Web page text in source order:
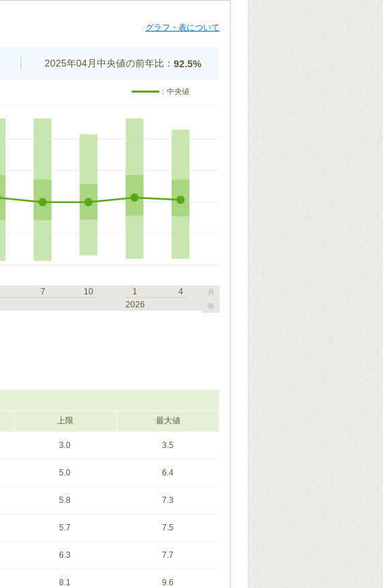
グラフ・表について
2025年04月中央値の前年比： 92.5%
：中央値
7
10
1
4
2026
月
年
上限 最大値
3.0 3.5
5.0 6.4
5.8 7.3
5.7 7.5
6.3 7.7
8.1 9.6